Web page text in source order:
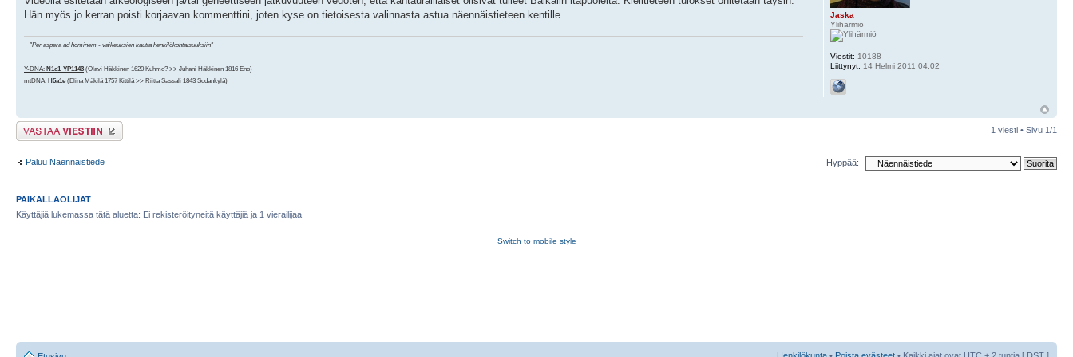
Hän myös jo kerran poisti korjaavan kommenttini, joten kyse on tietoisesta valinnasta astua näennäistieteen kentille.
~ "Per aspera ad hominem - vaikeuksien kautta henkilökohtaisuuksiin" ~
Y-DNA: N1c1-YP1143 (Olavi Häkkinen 1620 Kuhmo? >> Juhani Häkkinen 1816 Eno)
mtDNA: H5a1e (Elina Mäkilä 1757 Kittilä >> Riitta Sassali 1843 Sodankylä)
Jaska
Ylihärmiö
Viestit: 10188
Liittynyt: 14 Helmi 2011 04:02
Lähetä vastaus 1 viesti • Sivu 1/1
Paluu Näennäistiede Hyppää:
PAIKALLAOLIJAT
Käyttäjiä lukemassa tätä aluetta: Ei rekisteröityneitä käyttäjiä ja 1 vierailijaa
Switch to mobile style